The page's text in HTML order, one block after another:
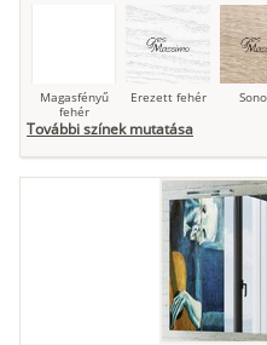
Magasfényű
fehér
Erezett fehér
Grafit fa
Kőszürke
További színek mutatása